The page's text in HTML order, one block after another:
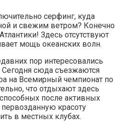
серфинг, куда
и свежим ветром? Конечно
Здесь отсутствуют
мощь океанских волн.
пор интересовались
сюда съезжаются
на Всемирный чемпионат по
что отдыхают здесь
после активных
красоту
в местных клубах.